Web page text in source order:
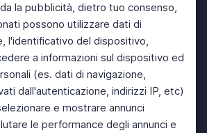
la pubblicità, dietro tuo consenso,
possono utilizzare dati di
l'identificativo del dispositivo,
a informazioni sul dispositivo ed
(es. dati di navigazione,
dall'autenticazione, indirizzi IP, etc)
e mostrare annunci
le performance degli annunci e